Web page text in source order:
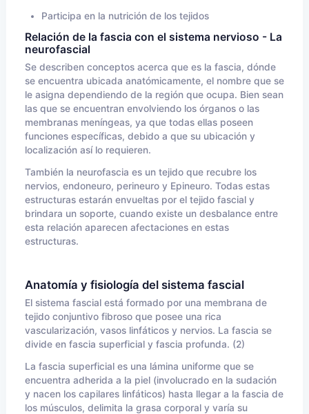
Participa en la nutrición de los tejidos
Relación de la fascia con el sistema nervioso - La
neurofascial
Se describen conceptos acerca que es la fascia, dónde
se encuentra ubicada anatómicamente, el nombre que se
le asigna dependiendo de la región que ocupa. Bien sean
las que se encuentran envolviendo los órganos o las
membranas meníngeas, ya que todas ellas poseen
funciones específicas, debido a que su ubicación y
localización así lo requieren.
También la neurofascia es un tejido que recubre los
nervios, endoneuro, perineuro y Epineuro. Todas estas
estructuras estarán envueltas por el tejido fascial y
brindara un soporte, cuando existe un desbalance entre
esta relación aparecen afectaciones en estas
estructuras.
Anatomía y fisiología del sistema fascial
El sistema fascial está formado por una membrana de
tejido conjuntivo fibroso que posee una rica
vascularización, vasos linfáticos y nervios. La fascia se
divide en fascia superficial y fascia profunda. (2)
La fascia superficial es una lámina uniforme que se
encuentra adherida a la piel (involucrado en la sudación
y nacen los capilares linfáticos) hasta llegar a la fascia de
los músculos, delimita la grasa corporal y varía su